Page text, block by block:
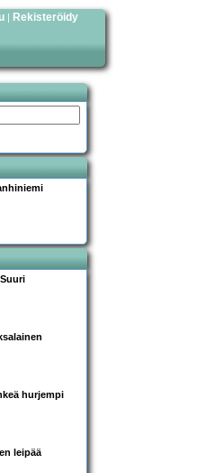
| Rekisteröidy
hurjempi
leipää